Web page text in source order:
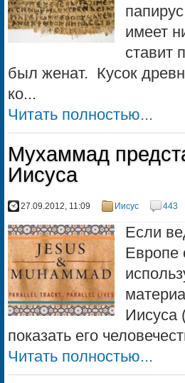
имеет
ставит
был женат. Кусок
ко...
Читать полностью...
Мухаммад
Иисуса
27.09.2012, 11:09 Иисус 443
Если
Европе
Иисуса
показать его
Читать полностью...